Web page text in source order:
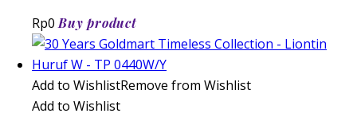
Rp0 Buy product
Add to WishlistRemove from Wishlist
Add to Wishlist